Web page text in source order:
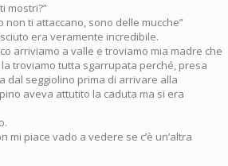
mostri?”
non ti attaccano, sono delle mucche”
era veramente incredibile.
arriviamo a valle e troviamo mia madre che
troviamo tutta sgarrupata perché, presa
dal seggiolino prima di arrivare alla
aveva attutito la caduta ma si era
piace vado a vedere se c’è un’altra